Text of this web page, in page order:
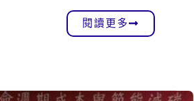
閱讀更多